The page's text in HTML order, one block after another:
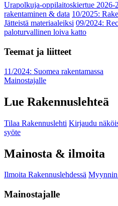
Urapolkuja-oppilaitoskiertue 2026-
rakentaminen & data 10/2025:
Jätteistä materiaaleiksi 09/2024:
paloturvallinen loiva katto
Teemat ja liitteet
11/2024: Suomea rakentamassa
Mainostajalle
Lue Rakennuslehteä
Tilaa Rakennuslehti Kirjaudu
syöte
Mainosta & ilmoita
Ilmoita Rakennuslehdessä Myynnin
Mainostajalle